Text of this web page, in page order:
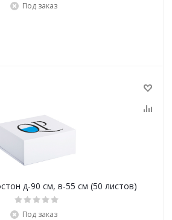
Под заказ
д-90 см, в-55 см (50 листов)
Под заказ